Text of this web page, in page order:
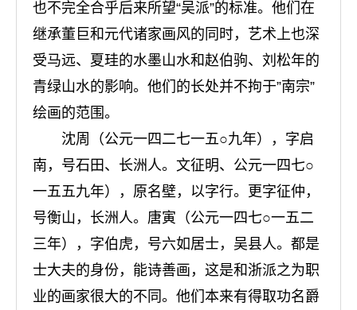
也不完全合乎后来所望“吴派”的标准。他们在
继承董巨和元代诸家画风的同时，艺术上也深
受马远、夏珪的水墨山水和赵伯驹、刘松年的
青绿山水的影响。他们的长处并不拘于”南宗”
绘画的范围。
沈周（公元一四二七一五○九年），字启
南，号石田、长洲人。文征明、公元一四七○
一五五九年），原名壁，以字行。更字征仲，
号衡山，长洲人。唐寅（公元一四七○一五二
三年），字伯虎，号六如居士，吴县人。都是
士大夫的身份，能诗善画，这是和浙派之为职
业的画家很大的不同。他们本来有得取功名爵